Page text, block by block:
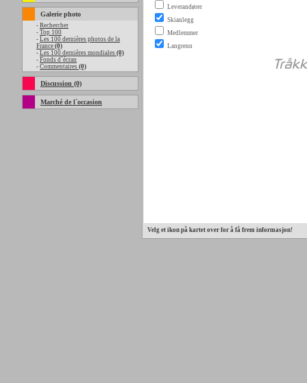
Galerie photo
- Rechercher
- Top 100
- Les 100 dernières photos de la
France (0)
- Les 100 dernières mondiales (0)
- Fonds d`écran
- Commentaires (0)
Discussion (0)
Marché de l`occasion
Velg et ikon på kartet over for å få frem informasjon!